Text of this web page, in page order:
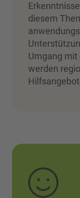
diesem
Umgang
werden